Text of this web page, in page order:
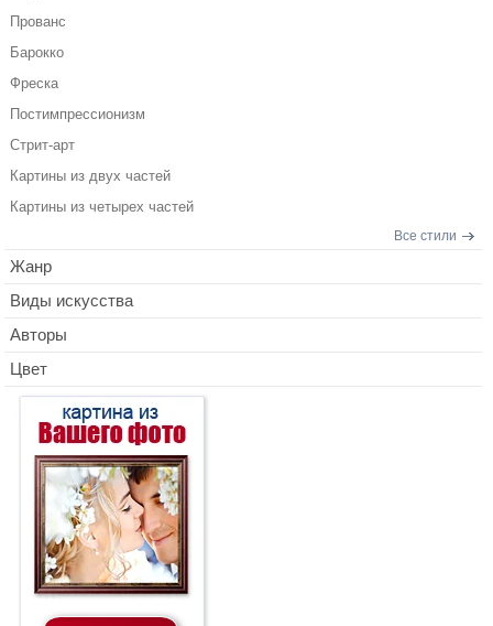
Прованс
Барокко
Фреска
Постимпрессионизм
Стрит-арт
Картины из двух частей
Картины из четырех частей
Все стили
Жанр
Виды искусства
Авторы
Цвет